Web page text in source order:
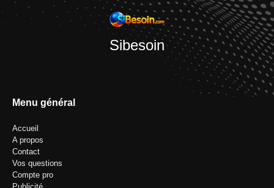
Sibesoin
Menu général
Accueil
A propos
Contact
Vos questions
Compte pro